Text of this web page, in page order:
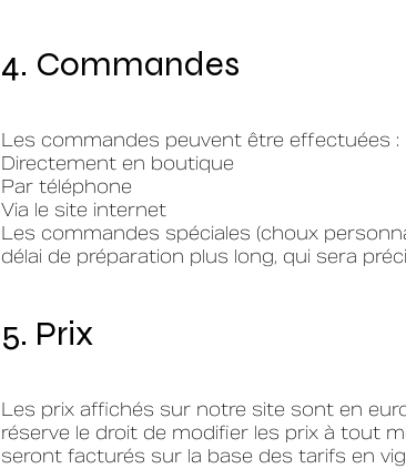
4. Commandes
Les commandes peuvent être effectuées :
Directement en boutique
Par téléphone
Via le site internet
Les commandes spéciales (choux
délai de préparation plus long, qui sera
5. Prix
Les prix affichés sur notre site sont en
réserve le droit de modifier les prix à tout
seront facturés sur la base des tarifs en